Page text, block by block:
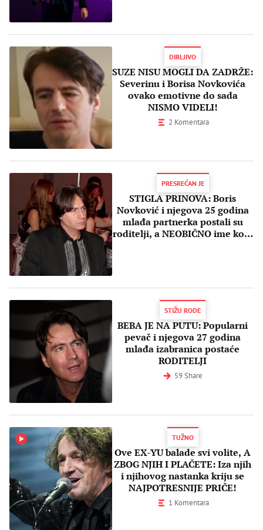
DIRLJIVO
SUZE NISU MOGLI DA ZADRŽE:
Severinu i Borisa Novkovića
ovako emotivne do sada
NISMO VIDELI!
2 Komentara
PRESREĆAN JE
STIGLA PRINOVA: Boris
Novković i njegova 25 godina
mlađa partnerka postali su
roditelji, a NEOBIČNO ime koje
STIŽU RODE
BEBA JE NA PUTU: Popularni
pevač i njegova 27 godina
mlađa izabranica postaće
RODITELJI
59 Share
TUŽNO
Ove EX-YU balade svi volite, A
ZBOG NJIH I PLAČETE: Iza njih
i njihovog nastanka kriju se
NAJPOTRESNIJE PRIČE!
1 Komentara